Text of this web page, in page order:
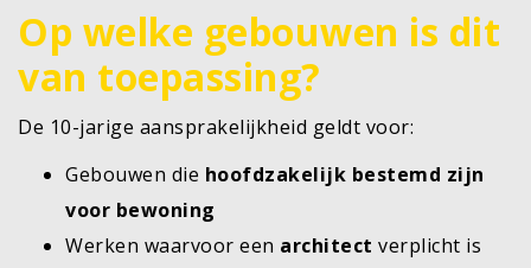
Op welke gebouwen is dit
van toepassing?
De 10-jarige aansprakelijkheid geldt voor:
Gebouwen die hoofdzakelijk bestemd zijn
voor bewoning
Werken waarvoor een architect verplicht is